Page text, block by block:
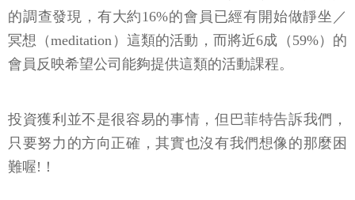
的調查發現，有大約16%的會員已經有開始做靜坐／
冥想（meditation）這類的活動，而將近6成（59%）的
會員反映希望公司能夠提供這類的活動課程。
投資獲利並不是很容易的事情，但巴菲特告訴我們，
只要努力的方向正確，其實也沒有我們想像的那麼困
難喔!！